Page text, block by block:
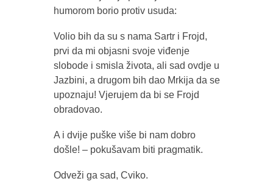
humorom borio protiv usuda:
Volio bih da su s nama Sartr i Frojd,
prvi da mi objasni svoje viđenje
slobode i smisla života, ali sad ovdje u
Jazbini, a drugom bih dao Mrkija da se
upoznaju! Vjerujem da bi se Frojd
obradovao.
A i dvije puške više bi nam dobro
došle! – pokušavam biti pragmatik.
Odveži ga sad, Cviko.